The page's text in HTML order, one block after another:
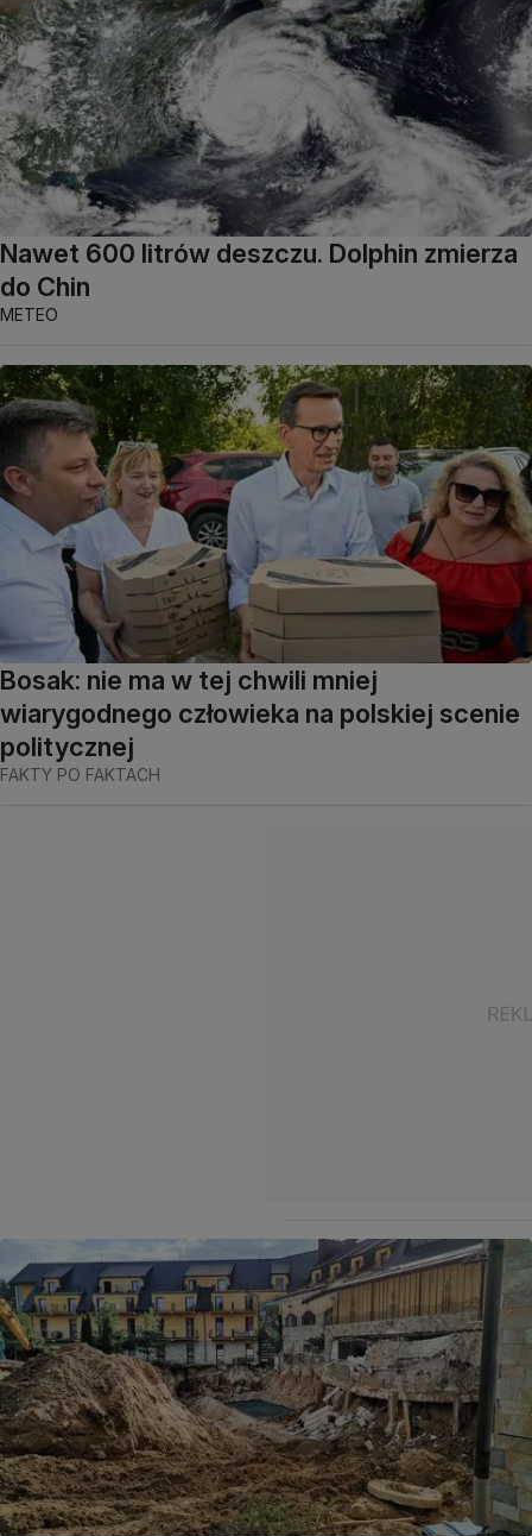
Nawet 600 litrów deszczu. Dolphin zmierza
do Chin
METEO
Bosak: nie ma w tej chwili mniej
wiarygodnego człowieka na polskiej scenie
politycznej
FAKTY PO FAKTACH